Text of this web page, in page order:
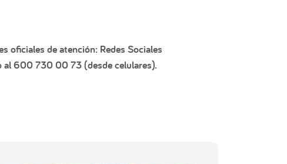
oficiales de atención: Redes Sociales
al 600 730 00 73 (desde celulares).